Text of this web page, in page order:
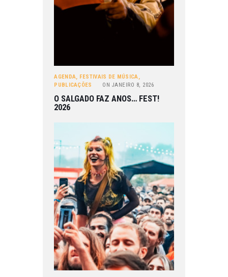
AGENDA, FESTIVAIS DE MÚSICA,
PUBLICAÇÕES
ON JANEIRO 8, 2026
O SALGADO FAZ ANOS… FEST!
2026